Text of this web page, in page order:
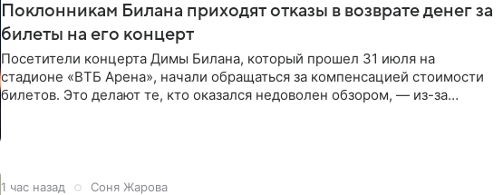
Поклонникам Билана приходят отказы в возврате денег за
билеты на его концерт
Посетители концерта Димы Билана, который прошел 31 июля на
стадионе «ВТБ Арена», начали обращаться за компенсацией стоимости
билетов. Это делают те, кто оказался недоволен обзором, — из-за
1 час назад Соня Жарова